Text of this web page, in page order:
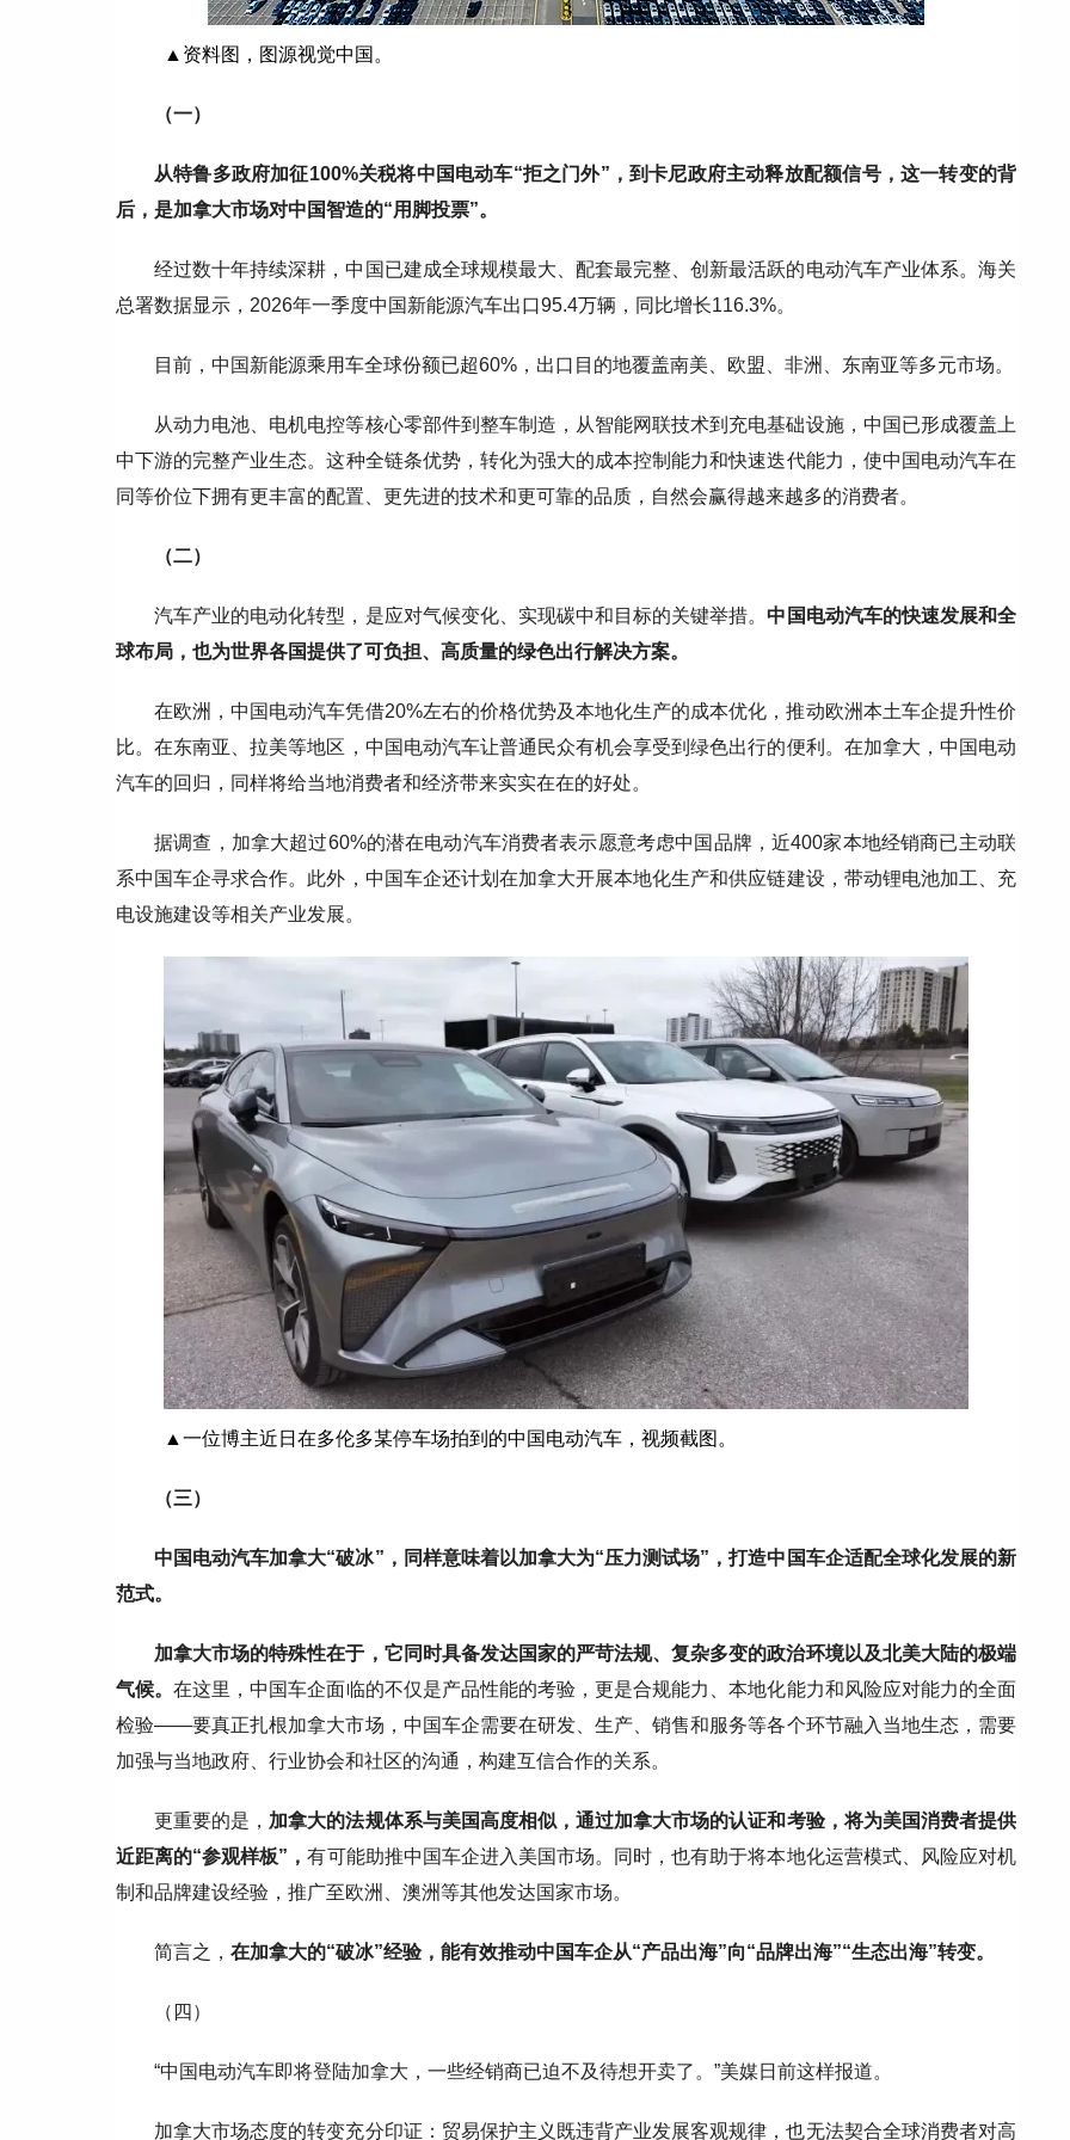
▲资料图，图源视觉中国。
（一）
从特鲁多政府加征100%关税将中国电动车“拒之门外”，到卡尼政府主动释放配额信号，这一转变的背
后，是加拿大市场对中国智造的“用脚投票”。
经过数十年持续深耕，中国已建成全球规模最大、配套最完整、创新最活跃的电动汽车产业体系。海关
总署数据显示，2026年一季度中国新能源汽车出口95.4万辆，同比增长116.3%。
目前，中国新能源乘用车全球份额已超60%，出口目的地覆盖南美、欧盟、非洲、东南亚等多元市场。
从动力电池、电机电控等核心零部件到整车制造，从智能网联技术到充电基础设施，中国已形成覆盖上
中下游的完整产业生态。这种全链条优势，转化为强大的成本控制能力和快速迭代能力，使中国电动汽车在
同等价位下拥有更丰富的配置、更先进的技术和更可靠的品质，自然会赢得越来越多的消费者。
（二）
汽车产业的电动化转型，是应对气候变化、实现碳中和目标的关键举措。中国电动汽车的快速发展和全
球布局，也为世界各国提供了可负担、高质量的绿色出行解决方案。
在欧洲，中国电动汽车凭借‌20%左右的价格优势‌及本地化生产的成本优化，推动欧洲本土车企提升性价
比。在东南亚、拉美等地区，中国电动汽车让普通民众有机会享受到绿色出行的便利。在加拿大，中国电动
汽车的回归，同样将给当地消费者和经济带来实实在在的好处。
据调查，加拿大超过60%的潜在电动汽车消费者表示愿意考虑中国品牌，近400家本地经销商已主动联
系中国车企寻求合作。此外，中国车企还计划在加拿大开展本地化生产和供应链建设，带动锂电池加工、充
电设施建设等相关产业发展。
▲ 一位博主近日在多伦多某停车场拍到的中国电动汽车， 视频截图。
（三）
中国电动汽车加拿大“破冰”，同样意味着以加拿大为“压力测试场”，打造中国车企适配全球化发展的新
范式。
加拿大市场的特殊性在于，它同时具备发达国家的严苛法规、复杂多变的政治环境以及北美大陆的极端
气候。在这里，中国车企面临的不仅是产品性能的考验，更是合规能力、本地化能力和风险应对能力的全面
检验——要真正扎根加拿大市场，中国车企需要在研发、生产、销售和服务等各个环节融入当地生态，需要
加强与当地政府、行业协会和社区的沟通，构建互信合作的关系。
更重要的是， 加拿大的法规体系与美国高度相似，通过加拿大市场的认证和考验，将为美国消费者提供
近距离的“参观样板”，有可能助推中国车企进入美国市场。同时，也有助于将本地化运营模式、风险应对机
制和品牌建设经验，推广至欧洲、澳洲等其他发达国家市场。
简言之， 在加拿大的“破冰”经验，能有效推动中国车企从“产品出海”向“品牌出海”“生态出海”转变。
（四）
“中国电动汽车即将登陆加拿大，一些经销商已迫不及待想开卖了。”美媒日前这样报道。
加拿大市场态度的转变充分印证：贸易保护主义既违背产业发展客观规律，也无法契合全球消费者对高